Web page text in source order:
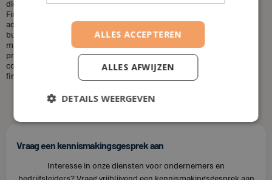
diensten die u nodig heeft en uw financiële situatie. Bij House of
Finance bieden wij betaalbare tarieven voor onze financiële
adviesdiensten, zodat u uw financiën kunt optimaliseren zonder uw
budget te overschrijden. Kortom, laat u niet misleiden door de
misvattingen over financieel adviseurs. Als u op zoek bent naar
professioneel en betrouwbaar financieel advies in Berlaar, neem dan
contact op met House of Finance. Wij staan klaar om u te helpen uw
financiële doelen te bereiken.
Vraag een kennismakingsgesprek aan
Interesse in onze diensten voor ondernemers en
ALLES ACCEPTEREN
ALLES AFWIJZEN
DETAILS WEERGEVEN